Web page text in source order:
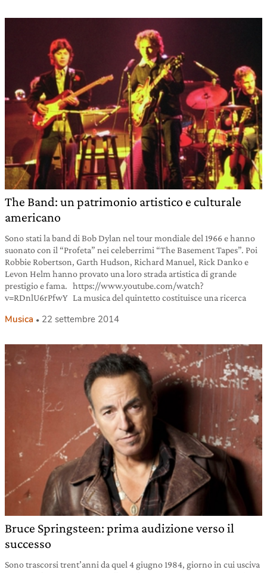
The Band: un patrimonio artistico e culturale
americano
Sono stati la band di Bob Dylan nel tour mondiale del 1966 e hanno
suonato con il “Profeta” nei celeberrimi “The Basement Tapes”. Poi
Robbie Robertson, Garth Hudson, Richard Manuel, Rick Danko e
Levon Helm hanno provato una loro strada artistica di grande
prestigio e fama. https://www.youtube.com/watch?
v=RDnlU6rPfwY La musica del quintetto costituisce una ricerca
Musica 22 settembre 2014
Bruce Springsteen: prima audizione verso il
successo
Sono trascorsi trent’anni da quel 4 giugno 1984, giorno in cui usciva